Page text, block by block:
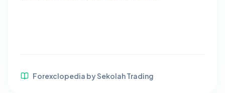
Forexclopedia by Sekolah Trading